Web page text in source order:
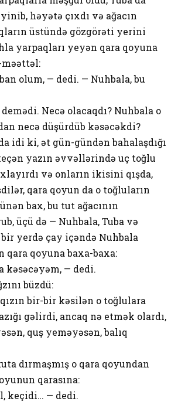
həyətə çıxdı və ağacın
üstündə gözgörəti yerini
yarpaqları yeyən qara qoyuna
məəttəl:
olum, — dedi. — Nuhbala, bu
Necə olacaqdı? Nuhbala o
necə düşürdüb kəsəcəkdi?
idi ki, ət gün-gündən bahalaşdığı
yazın əvvəllərində uç toğlu
və onların ikisini qışda,
qara qoyun da o toğluların
bax, bu tut ağacının
üçü də — Nuhbala, Tuba və
yerdə çay içəndə Nuhbala
qara qoyuna baxa-baxa:
kəsəcəyəm, — dedi.
büzdü:
bir-bir kəsilən o toğlulara
gəlirdi, ancaq nə etmək olardı,
quş yeməyəsən, balıq
dırmaşmış o qara qoyundan
qarasına:
keçidi… — dedi.